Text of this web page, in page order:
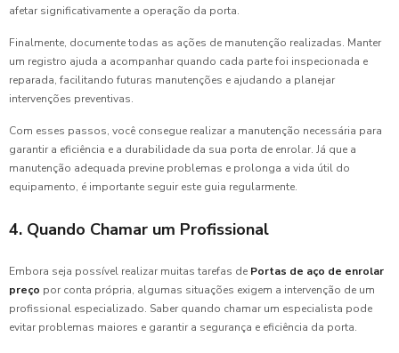
afetar significativamente a operação da porta.
Finalmente, documente todas as ações de manutenção realizadas. Manter
um registro ajuda a acompanhar quando cada parte foi inspecionada e
reparada, facilitando futuras manutenções e ajudando a planejar
intervenções preventivas.
Com esses passos, você consegue realizar a manutenção necessária para
garantir a eficiência e a durabilidade da sua porta de enrolar. Já que a
manutenção adequada previne problemas e prolonga a vida útil do
equipamento, é importante seguir este guia regularmente.
4. Quando Chamar um Profissional
Embora seja possível realizar muitas tarefas de Portas de aço de enrolar
preço por conta própria, algumas situações exigem a intervenção de um
profissional especializado. Saber quando chamar um especialista pode
evitar problemas maiores e garantir a segurança e eficiência da porta.